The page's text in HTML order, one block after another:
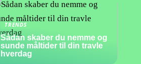
TRENDS
Sådan skaber du nemme og
sunde måltider til din travle
hverdag